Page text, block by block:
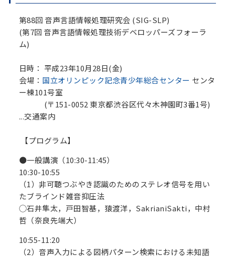
第88回 音声言語情報処理研究会 (SIG-SLP)
(第7回 音声言語情報処理技術デベロッパーズフォーラ
ム)
日時： 平成23年10月28日(金)
会場： 国立オリンピック記念青少年総合センター センタ
ー棟101号室
(〒151-0052 東京都渋谷区代々木神園町3番1号)
...交通案内
【プログラム】
●一般講演（10:30-11:45）
10:30-10:55
（1）非可聴つぶやき認識のためのステレオ信号を用い
たブラインド雑音抑圧法
◯石井隼太，戸田智基，猿渡洋，SakrianiSakti，中村
哲（奈良先端大）
10:55-11:20
（2）音声入力による図柄パターン検索における未知語